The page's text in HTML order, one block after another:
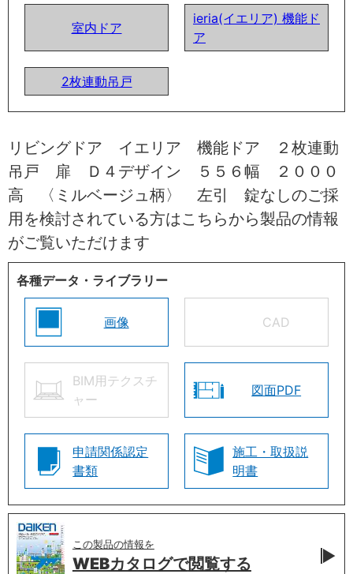
室内ドア
ieria(イエリア) 機能ド
ア
2枚連動吊戸
リビングドア イエリア 機能ドア ２枚連動
吊戸 扉 Ｄ４デザイン ５５６幅 ２０００
高 〈ミルベージュ柄〉 左引 錠なしのご採
用を検討されている方はこちらから製品の情報
がご覧いただけます
各種データ・ライブラリー
画像 CAD
BIM用テクスチ
ャー
図面PDF
申請関係認定
書類
施工・取扱説
明書
この製品の情報を
WEBカタログで閲覧する